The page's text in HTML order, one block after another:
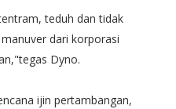
teduh dan tidak
dari korporasi
Dyno.
ijin pertambangan,